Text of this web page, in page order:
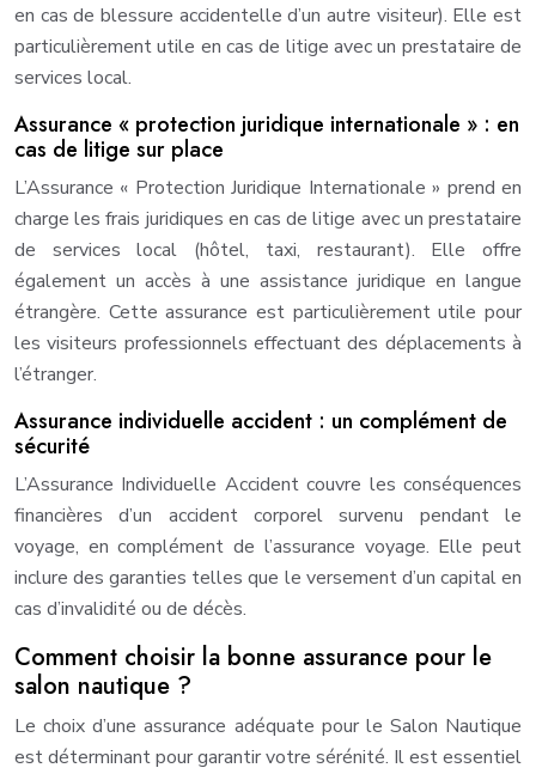
en cas de blessure accidentelle d’un autre visiteur). Elle est
particulièrement utile en cas de litige avec un prestataire de
services local.
Assurance « protection juridique internationale » : en
cas de litige sur place
L’Assurance « Protection Juridique Internationale » prend en
charge les frais juridiques en cas de litige avec un prestataire
de services local (hôtel, taxi, restaurant). Elle offre
également un accès à une assistance juridique en langue
étrangère. Cette assurance est particulièrement utile pour
les visiteurs professionnels effectuant des déplacements à
l’étranger.
Assurance individuelle accident : un complément de
sécurité
L’Assurance Individuelle Accident couvre les conséquences
financières d’un accident corporel survenu pendant le
voyage, en complément de l’assurance voyage. Elle peut
inclure des garanties telles que le versement d’un capital en
cas d’invalidité ou de décès.
Comment choisir la bonne assurance pour le
salon nautique ?
Le choix d’une assurance adéquate pour le Salon Nautique
est déterminant pour garantir votre sérénité. Il est essentiel